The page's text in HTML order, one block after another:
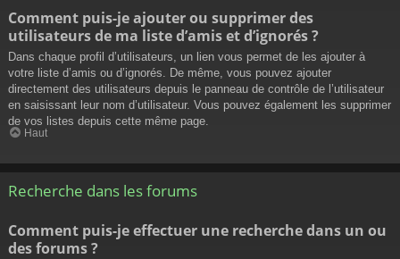
Comment puis-je ajouter ou supprimer des
utilisateurs de ma liste d’amis et d’ignorés ?
Dans chaque profil d’utilisateurs, un lien vous permet de les ajouter à
votre liste d’amis ou d’ignorés. De même, vous pouvez ajouter
directement des utilisateurs depuis le panneau de contrôle de l’utilisateur
en saisissant leur nom d’utilisateur. Vous pouvez également les supprimer
de vos listes depuis cette même page.
Haut
Recherche dans les forums
Comment puis-je effectuer une recherche dans un ou
des forums ?